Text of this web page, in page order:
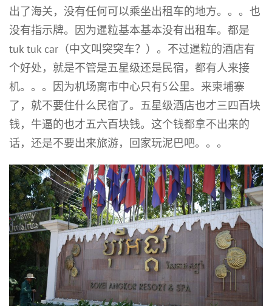
出了海关，没有任何可以乘坐出租车的地方。。。也
没有指示牌。因为暹粒基本基本没有出租车。都是
tuk tuk car（中文叫突突车？）。不过暹粒的酒店有
个好处，就是不管是五星级还是民宿，都有人来接
机。。。因为机场离市中心只有5公里。来柬埔寨
了，就不要住什么民宿了。五星级酒店也才三四百块
钱，牛逼的也才五六百块钱。这个钱都拿不出来的
话，还是不要出来旅游，回家玩泥巴吧。。。